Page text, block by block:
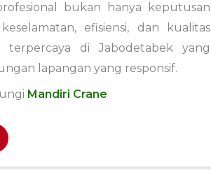
bukan hanya keputusan
efisiensi, dan kualitas
terpercaya di Jabodetabek yang
lapangan yang responsif.
Mandiri Crane